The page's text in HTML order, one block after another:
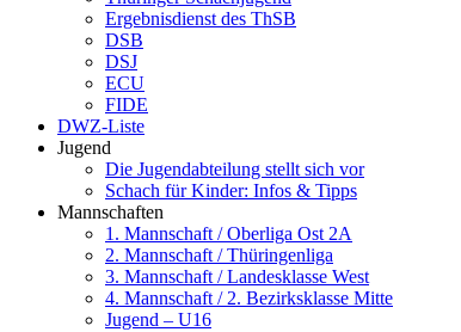
Ergebnisdienst des ThSB
DSB
DSJ
ECU
FIDE
DWZ-Liste
Jugend
Die Jugendabteilung stellt sich vor
Schach für Kinder: Infos & Tipps
Mannschaften
1. Mannschaft / Oberliga Ost 2A
2. Mannschaft / Thüringenliga
3. Mannschaft / Landesklasse West
4. Mannschaft / 2. Bezirksklasse Mitte
Jugend – U16